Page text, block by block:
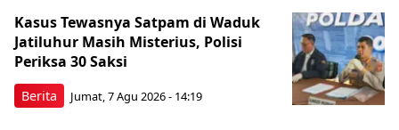
Berita
Kasus Tewasnya Satpam di Waduk
Jatiluhur Masih Misterius, Polisi
Periksa 30 Saksi
Jumat, 7 Agu 2026 - 14:19